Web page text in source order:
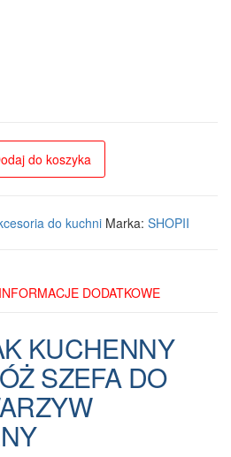
do koszyka
do kuchni Marka: SHOPII
INFORMACJE DODATKOWE
KUCHENNY
SZEFA DO